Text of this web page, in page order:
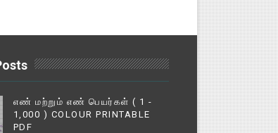
எண் மற்றும் எண் பெயர்கள் ( 1 -
1,000 ) COLOUR PRINTABLE
PDF